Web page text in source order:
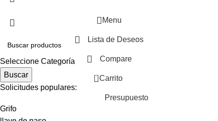
Seleccione Categoría
Buscar
Solicitudes populares:
Grifo
Menu
Lista de Deseos
Compare
0 Carrito
Presupuesto